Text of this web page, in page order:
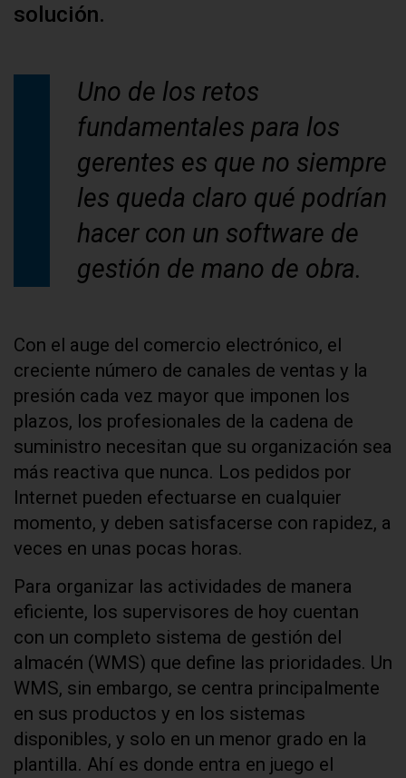
solución.
Uno de los retos
fundamentales para los
gerentes es que no siempre
les queda claro qué podrían
hacer con un software de
gestión de mano de obra.
Con el auge del comercio electrónico, el
creciente número de canales de ventas y la
presión cada vez mayor que imponen los
plazos, los profesionales de la cadena de
suministro necesitan que su organización sea
más reactiva que nunca. Los pedidos por
Internet pueden efectuarse en cualquier
momento, y deben satisfacerse con rapidez, a
veces en unas pocas horas.
Para organizar las actividades de manera
eficiente, los supervisores de hoy cuentan
con un completo sistema de gestión del
almacén (WMS) que define las prioridades. Un
WMS, sin embargo, se centra principalmente
en sus productos y en los sistemas
disponibles, y solo en un menor grado en la
plantilla. Ahí es donde entra en juego el